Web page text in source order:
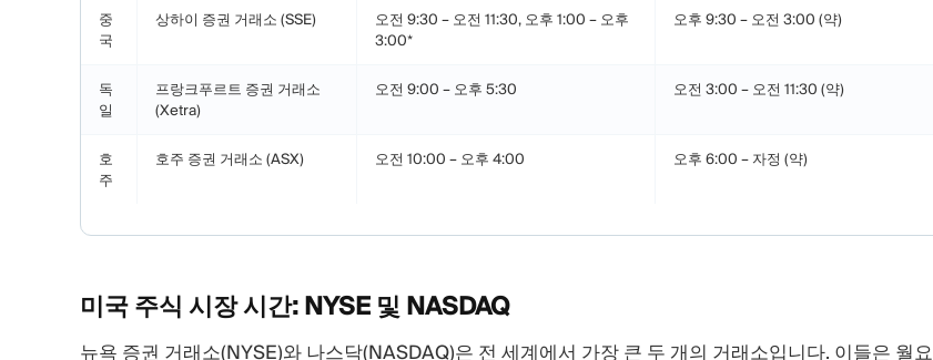
중
국
상하이 증권 거래소 (SSE)
오전 9:30 – 오전 11:30, 오후 1:00 – 오후
3:00*
오후 9:30 – 오전 3:00 (약)
독
일
프랑크푸르트 증권 거래소
(Xetra)
오전 9:00 – 오후 5:30 오전 3:00 – 오전 11:30 (약)
호
주
호주 증권 거래소 (ASX) 오전 10:00 – 오후 4:00 오후 6:00 – 자정 (약)
미국 주식 시장 시간: NYSE 및 NASDAQ
뉴욕 증권 거래소(NYSE)와 나스닥(NASDAQ)은 전 세계에서 가장 큰 두 개의 거래소입니다. 이들은 월요